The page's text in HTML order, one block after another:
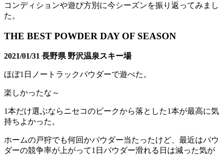
コンディションや遊び方別に今シーズンを振り返ってみまし
た。
THE BEST POWDER DAY OF SEASON
2021/01/31 長野県 野沢温泉スキー場
ほぼ1日ノートラックパウダーで遊べた。
楽しかったな～
1本だけ選ぶならニセコのピークから落とした1本が最高に気
持ちよかった。
ホームの戸狩でも何回かパウダー当たったけど、最近はパウ
ダーの競争率が上がって1日パウダー滑れる日は減った気が